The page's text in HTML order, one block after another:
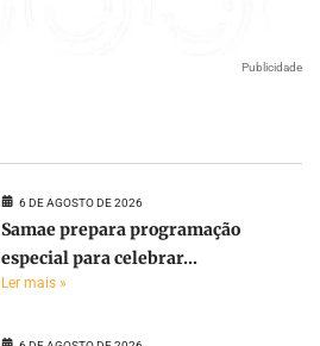
Publicidade
6 DE AGOSTO DE 2026
Samae prepara programação
especial para celebrar...
Ler mais »